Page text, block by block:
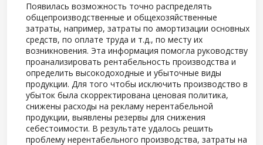
Появилась возможность точно распределять
общепроизводственные и общехозяйственные
затраты, например, затраты по амортизации основных
средств, по оплате труда и т.д., по месту их
возникновения. Эта информация помогла руководству
проанализировать рентабельность производства и
определить высокодоходные и убыточные виды
продукции. Для того чтобы исключить производство в
убыток была скорректирована ценовая политика,
снижены расходы на рекламу нерентабельной
продукции, выявлены резервы для снижения
себестоимости. В результате удалось решить
проблему нерентабельного производства, затраты на